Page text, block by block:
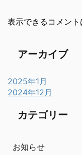
表示できるコメント
アーカイブ
2025年1月
2024年12月
カテゴリー
お知らせ